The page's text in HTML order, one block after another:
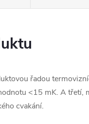
řadou
<15 mK. A třetí,
cvakání.